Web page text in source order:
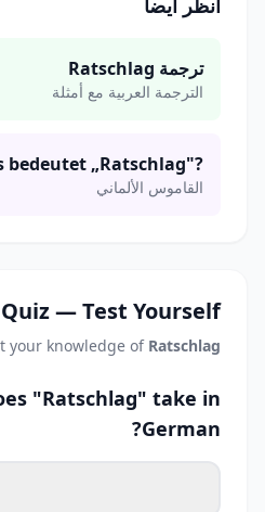
انظر أيضاً
ترجمة Ratschlag
الترجمة العربية مع أمثلة
bedeutet „Ratschlag"?
القاموس الألماني
— Test Yourself
your knowledge of Ratschlag
"Ratschlag" take in
German?